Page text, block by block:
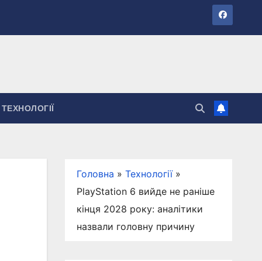
ТЕХНОЛОГІЇ
Головна » Технології»
PlayStation 6 вийде не раніше
кінця 2028 року: аналітики
назвали головну причину